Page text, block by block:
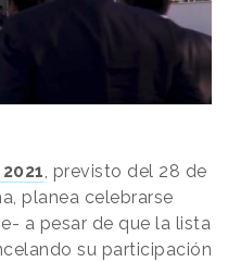
, previsto del 28 de
planea celebrarse
a pesar de que la lista
su participación